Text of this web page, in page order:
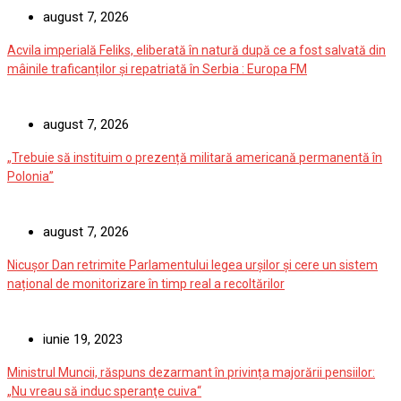
august 7, 2026
Acvila imperială Feliks, eliberată în natură după ce a fost salvată din
mâinile traficanților și repatriată în Serbia : Europa FM
august 7, 2026
„Trebuie să instituim o prezență militară americană permanentă în
Polonia”
august 7, 2026
Nicușor Dan retrimite Parlamentului legea urșilor și cere un sistem
național de monitorizare în timp real a recoltărilor
iunie 19, 2023
Ministrul Muncii, răspuns dezarmant în privința majorării pensiilor:
„Nu vreau să induc speranţe cuiva“